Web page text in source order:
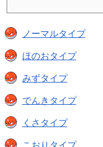
ノーマルタイプ
ほのおタイプ
みずタイプ
でんきタイプ
くさタイプ
こおりタイプ